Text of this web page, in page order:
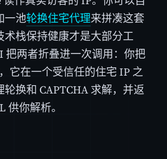
一池轮换住宅代理来拼凑这套
术栈保持健康才是大部分工
把两者折叠进一次调用：你把
它在一个受信任的住宅 IP 之
换和 CAPTCHA 求解，并返
供你解析。